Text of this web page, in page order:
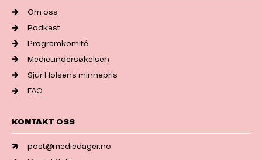
Om oss
Podkast
Programkomité
Medieundersøkelsen
Sjur Holsens minnepris
FAQ
KONTAKT OSS
post@mediedager.no